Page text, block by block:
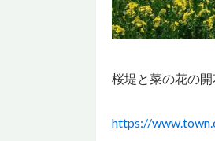
桜堤と菜の花の
https://